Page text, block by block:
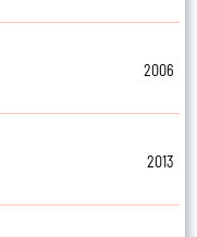
2006
2013